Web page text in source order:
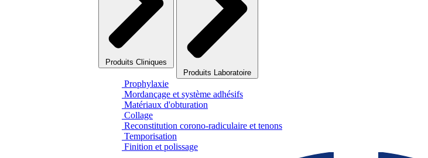
Produits Cliniques
Produits Laboratoire
Prophylaxie
Mordançage et système adhésifs
Matériaux d'obturation
Collage
Reconstitution corono-radiculaire et tenons
Temporisation
Finition et polissage